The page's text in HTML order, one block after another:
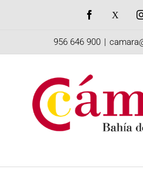
Facebook
956 646 900 |